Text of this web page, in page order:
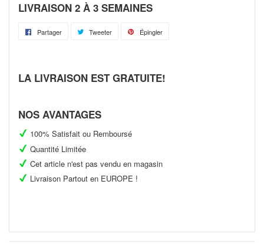
LIVRAISON 2 À 3 SEMAINES
Partager
PartagerTweeter
TweeterÉpingler
LA LIVRAISON EST GRATUITE!
NOS AVANTAGES
100% Satisfait ou Remboursé
Quantité Limitée
Cet article n'est pas vendu en magasin
Livraison Partout en EUROPE !